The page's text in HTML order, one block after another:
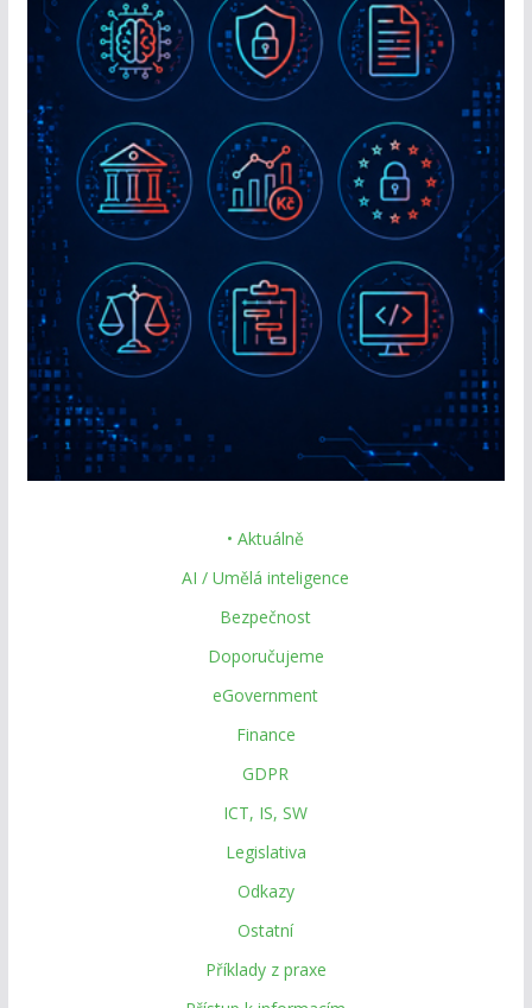
• Aktuálně
AI / Umělá inteligence
Bezpečnost
Doporučujeme
eGovernment
Finance
GDPR
ICT, IS, SW
Legislativa
Odkazy
Ostatní
Příklady z praxe